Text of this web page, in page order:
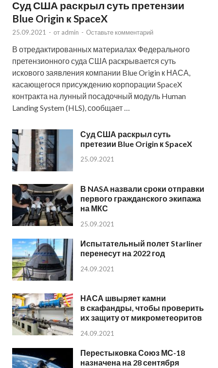
Суд США раскрыл суть претензии
Blue Origin к SpaceX
25.09.2021 - от admin - Оставьте комментарий
В отредактированных материалах Федерального
претензионного суда США раскрывается суть
искового заявления компании Blue Origin к НАСА,
касающегося присуждению корпорации SpaceX
контракта на лунный посадочный модуль Human
Landing System (HLS), сообщает …
Суд США раскрыл суть
претезии Blue Origin к SpaceX
25.09.2021
В NASA назвали сроки отправки
первого гражданского экипажа
на МКС
25.09.2021
Испытательный полет Starliner
перенесут на 2022 год
24.09.2021
НАСА швыряет камни
в скафандры, чтобы проверить
их защиту от микрометеоритов
24.09.2021
Перестыковка Союз МС-18
назначена на 28 сентября